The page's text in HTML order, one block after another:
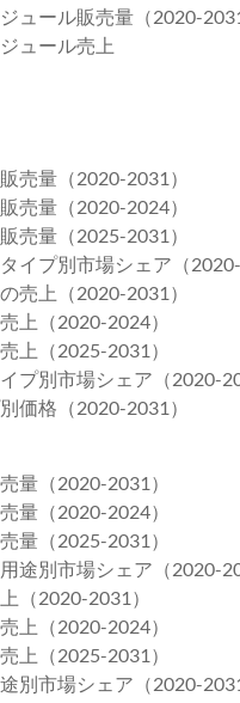
ュール販売量（2020-2031
ュール売上
売量（2020-2031）
売量（2020-2024）
売量（2025-2031）
イプ別市場シェア（2020-
売上（2020-2031）
上（2020-2024）
上（2025-2031）
プ別市場シェア（2020-
価格（2020-2031）
量（2020-2031）
量（2020-2024）
量（2025-2031）
途別市場シェア（2020-
（2020-2031）
上（2020-2024）
上（2025-2031）
別市場シェア（2020-2031